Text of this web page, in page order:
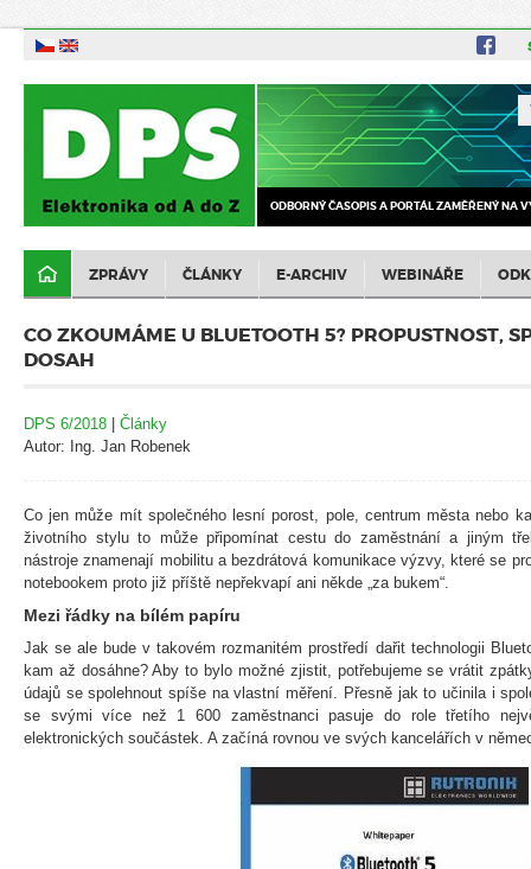
ODBORNÝ ČASOPIS A PORTÁL ZAMĚŘENÝ NA
ZPRÁVY ČLÁNKY E-ARCHIV WEBINÁŘE
CO ZKOUMÁME U BLUETOOTH 5? PROPUSTNOST,
DOSAH
DPS 6/2018 | Články
Autor: Ing. Jan Robenek
Co jen může mít společného lesní porost, pole, centrum města nebo
životního stylu to může připomínat cestu do zaměstnání a jiným
nástroje znamenají mobilitu a bezdrátová komunikace výzvy, které se
notebookem proto již příště nepřekvapí ani někde „za bukem“.
Mezi řádky na bílém papíru
Jak se ale bude v takovém rozmanitém prostředí dařit technologii
kam až dosáhne? Aby to bylo možné zjistit, potřebujeme se vrátit
údajů se spolehnout spíše na vlastní měření. Přesně jak to učinila i
se svými více než 1 600 zaměstnanci pasuje do role třetího
elektronických součástek. A začíná rovnou ve svých kancelářích v